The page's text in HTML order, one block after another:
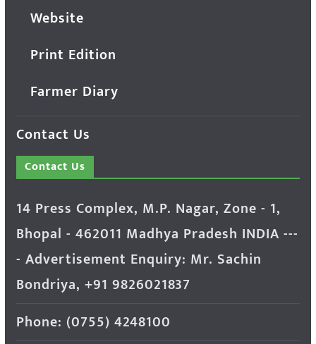
Website
Print Edition
Farmer Diary
Contact Us
Contact Us
14 Press Complex, M.P. Nagar, Zone - 1,
Bhopal - 462011 Madhya Pradesh INDIA ---
- Advertisement Enquiry: Mr. Sachin
Bondriya, +91 9826021837
Phone: (0755) 4248100